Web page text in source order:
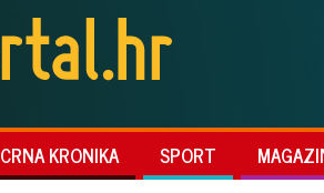
CRNA KRONIKA SPORT